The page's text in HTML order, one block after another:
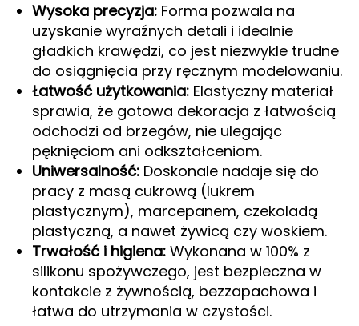
Wysoka precyzja: Forma pozwala na
uzyskanie wyraźnych detali i idealnie
gładkich krawędzi, co jest niezwykle trudne
do osiągnięcia przy ręcznym modelowaniu.
Łatwość użytkowania: Elastyczny materiał
sprawia, że gotowa dekoracja z łatwością
odchodzi od brzegów, nie ulegając
pęknięciom ani odkształceniom.
Uniwersalność: Doskonale nadaje się do
pracy z masą cukrową (lukrem
plastycznym), marcepanem, czekoladą
plastyczną, a nawet żywicą czy woskiem.
Trwałość i higiena: Wykonana w 100% z
silikonu spożywczego, jest bezpieczna w
kontakcie z żywnością, bezzapachowa i
łatwa do utrzymania w czystości.